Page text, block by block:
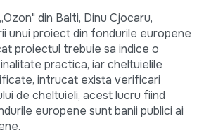
din Balti, Dinu Cjocaru,
unui proiect din fondurile europene
proiectul trebuie sa indice o
practica, iar cheltuielile
intrucat exista verificari
de cheltuieli, acest lucru fiind
europene sunt banii publici ai